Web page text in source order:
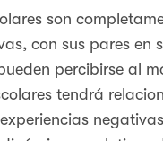
son
con sus pares en
percibirse al
tendrá